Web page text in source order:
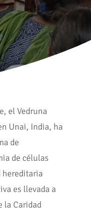
el Vedruna
Unai, India, ha
de
de células
hereditaria
es llevada a
la Caridad